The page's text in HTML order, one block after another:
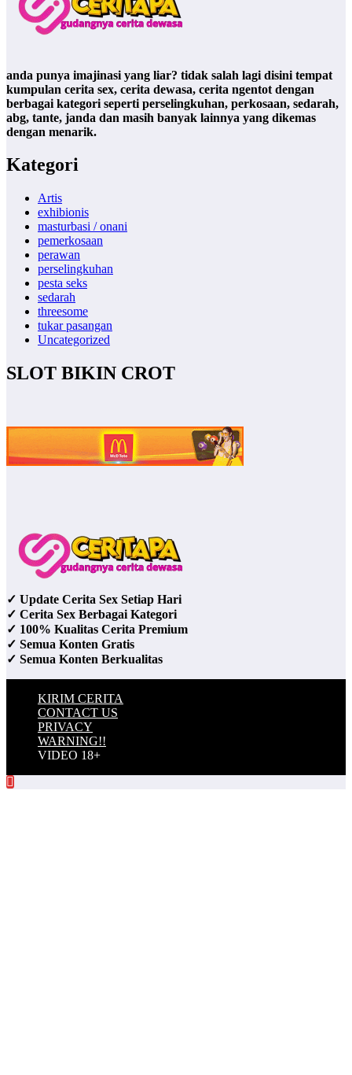
anda punya imajinasi yang liar? tidak salah lagi disini tempat
kumpulan cerita sex, cerita dewasa, cerita ngentot dengan
berbagai kategori seperti perselingkuhan, perkosaan, sedarah,
abg, tante, janda dan masih banyak lainnya yang dikemas
dengan menarik.
Kategori
Artis
exhibionis
masturbasi / onani
pemerkosaan
perawan
perselingkuhan
pesta seks
sedarah
threesome
tukar pasangan
Uncategorized
SLOT BIKIN CROT
✓ Update Cerita Sex Setiap Hari
✓ Cerita Sex Berbagai Kategori
✓ 100% Kualitas Cerita Premium
✓ Semua Konten Gratis
✓ Semua Konten Berkualitas
KIRIM CERITA
CONTACT US
PRIVACY
WARNING!!
VIDEO 18+